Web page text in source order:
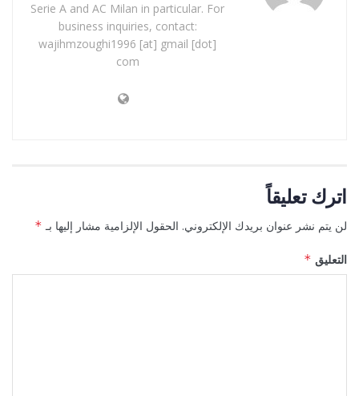
Serie A and AC Milan in particular. For
business inquiries, contact:
wajihmzoughi1996 [at] gmail [dot]
com
اترك تعليقاً
لن يتم نشر عنوان بريدك الإلكتروني. الحقول الإلزامية مشار إليها بـ *
التعليق *